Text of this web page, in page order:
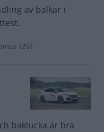
av balkar i
(26)
baklucka är bra